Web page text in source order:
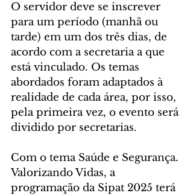
O servidor deve se inscrever
para um período (manhã ou
tarde) em um dos três dias, de
acordo com a secretaria a que
está vinculado. Os temas
abordados foram adaptados à
realidade de cada área, por isso,
pela primeira vez, o evento será
dividido por secretarias.
Com o tema Saúde e Segurança.
Valorizando Vidas, a
programação da Sipat 2025 terá